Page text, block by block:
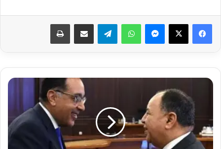
فيسبوك ‫X ماسنجر واتساب تيلقرام مشاركة عبر البريد طباعة
وزير
يستعرض
الأولية
للأداء
المالي